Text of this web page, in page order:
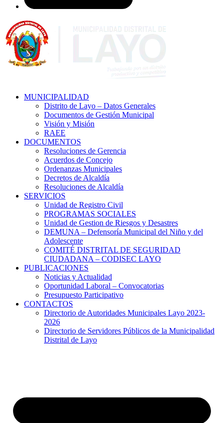
MUNICIPALIDAD
Distrito de Layo – Datos Generales
Documentos de Gestión Municipal
Visión y Misión
RAEE
DOCUMENTOS
Resoluciones de Gerencia
Acuerdos de Concejo
Ordenanzas Municipales
Decretos de Alcaldía
Resoluciones de Alcaldía
SERVICIOS
Unidad de Registro Civil
PROGRAMAS SOCIALES
Unidad de Gestion de Riesgos y Desastres
DEMUNA – Defensoría Municipal del Niño y del
Adolescente
COMITÉ DISTRITAL DE SEGURIDAD
CIUDADANA – CODISEC LAYO
PUBLICACIONES
Noticias y Actualidad
Oportunidad Laboral – Convocatorias
Presupuesto Participativo
CONTACTOS
Directorio de Autoridades Municipales Layo 2023-
2026
Directorio de Servidores Públicos de la Municipalidad
Distrital de Layo